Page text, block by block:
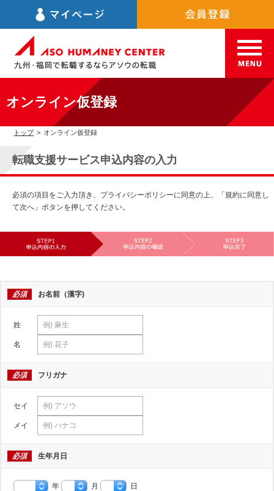
オンライン仮登録
トップ > オンライン仮登録
転職支援サービス申込内容の入力
必須の項目をご入力頂き、プライバシーポリシーに同意の上、「規約に同意し
て次へ」ボタンを押してください。
必須 お名前（漢字)
姓
名
必須 フリガナ
セイ
メイ
必須 生年月日
年 月 日